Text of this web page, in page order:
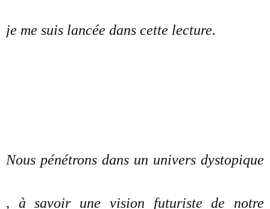
je me suis lancée dans cette lecture.
Nous pénétrons dans un univers dystopique
, à savoir une vision futuriste de notre